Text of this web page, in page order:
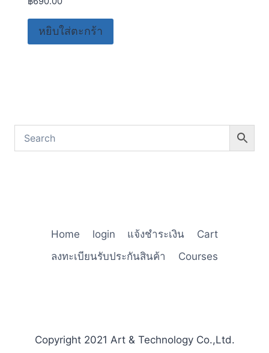
หยิบใส่ตะกร้า
Home login แจ้งชำระเงิน
Cart
ลงทะเบียนรับประกันสินค้า
Courses
Copyright 2021 Art & Technology Co.,Ltd.